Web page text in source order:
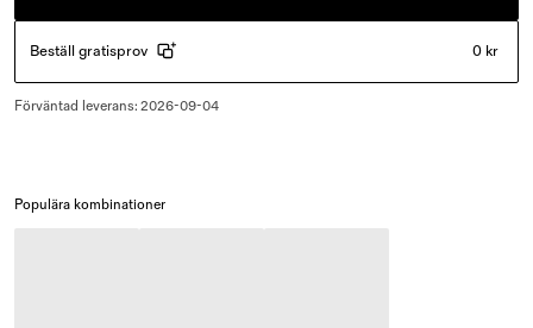
Beställ gratisprov 0 kr
Förväntad leverans: 2026-09-04
Populära kombinationer